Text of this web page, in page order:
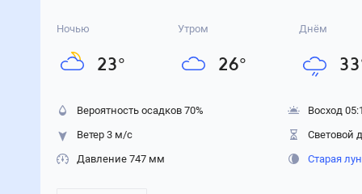
Ночью
23°
Утром
26°
Днём
33
Вероятность осадков 70%
Ветер 3 м/с
Давление 747 мм
Восход
Световой
Старая